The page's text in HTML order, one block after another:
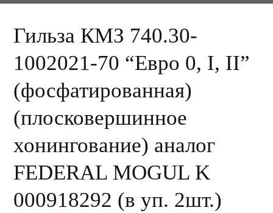
Гильза КМЗ 740.30-
1002021-70 “Евро 0, I, II”
(фосфатированная)
(плосковершинное
хонингование) аналог
FEDERAL MOGUL K
000918292 (в уп. 2шт.)